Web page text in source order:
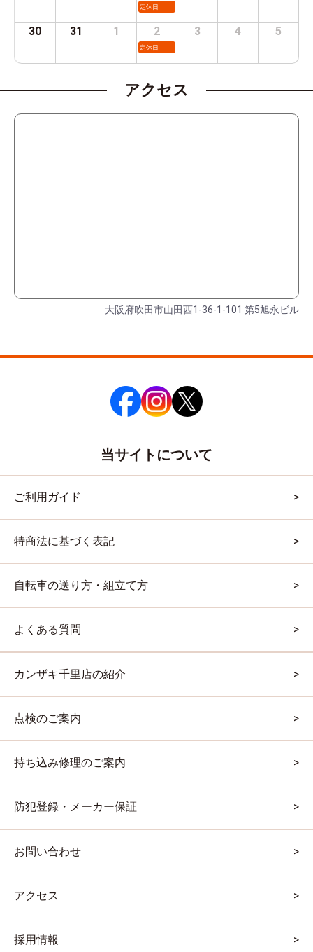
定休日
30 31 1 2
定休日
3 4 5
アクセス
大阪府吹田市山田西1-36-1-101 第5旭永ビル
当サイトについて
ご利用ガイド
特商法に基づく表記
自転車の送り方・組立て方
よくある質問
カンザキ千里店の紹介
点検のご案内
持ち込み修理のご案内
防犯登録・メーカー保証
お問い合わせ
アクセス
採用情報